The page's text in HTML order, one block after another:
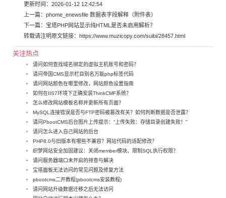
更新时间：2026-01-12 12:42:54
上一篇： phome_enewsfile 数据表字段解释（附件表）
下一篇： 宝塔PHP网站显示纯HTML是否未启用解析？
转载请注明原文链接： https://www.muzicopy.com/suibi/28457.html
关注热点
请问如何查找域名绑定的虚拟主机账号和密码？
请问帝国CMS显示栏目别名万能php标签代码
请问网站颜色在哪里修改，网站颜色设置指南
如何在IIS7环境下正确安装ThinkCMF系统？
怎么修改网站模板名称并更新所有页面？
MySQL连接错误是否与FTP密码被篡改有关？如何判断数据是否泄露？
请问PbootCMS后台图片上传提示：“上传失败：存储目录创建失败！”
请问怎么进入自己网站的后台
PHP8.0与旧版本有哪些不兼容？网站代码的适配修改？
织梦网站安全加固建议：关闭member模块、限制SQL执行权限？
请问服务器端口未开启的排查与解决
宝塔面板无法访问的常见问题及修复方法
pbootcms二开教程(pbootcms安装教程)
请问网站升级数据迁移之后无法访问